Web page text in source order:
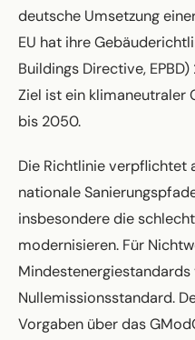
deutsche Umsetzung
EU hat ihre
Buildings Directive,
Ziel ist ein klimaneutraler
bis 2050.
Die Richtlinie verpflichtet
nationale
insbesondere die
modernisieren. Für
Nullemissionsstandard.
Vorgaben über das